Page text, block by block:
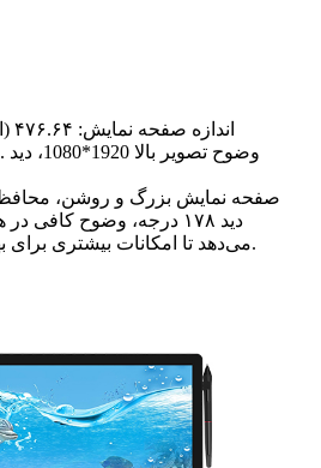
اندازه صفحه نمایش: ۴۷۶.۶۴ (افقی) × ۲۶۸.۱۱ (عمودی)
صفحه نمایش بزرگ و روشن،
دید ۱۷۸ درجه، وضوح کافی
می‌دهد تا امکانات بیشتری برای بهره‌وری خود داشته باشید.